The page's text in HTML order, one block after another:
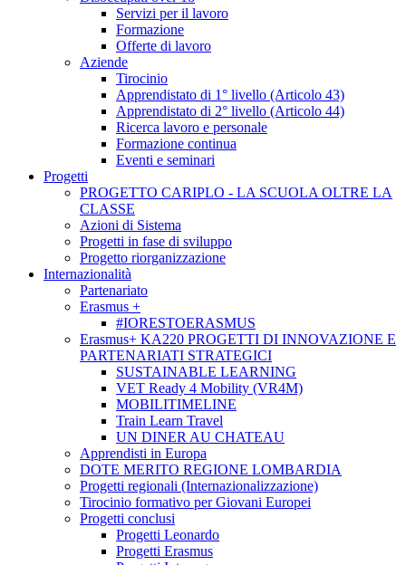
Servizi per il lavoro
Formazione
Offerte di lavoro
Aziende
Tirocinio
Apprendistato di 1° livello (Articolo 43)
Apprendistato di 2° livello (Articolo 44)
Ricerca lavoro e personale
Formazione continua
Eventi e seminari
Progetti
PROGETTO CARIPLO - LA SCUOLA OLTRE LA
CLASSE
Azioni di Sistema
Progetti in fase di sviluppo
Progetto riorganizzazione
Internazionalità
Partenariato
Erasmus +
#IORESTOERASMUS
Erasmus+ KA220 PROGETTI DI INNOVAZIONE E
PARTENARIATI STRATEGICI
SUSTAINABLE LEARNING
VET Ready 4 Mobility (VR4M)
MOBILITIMELINE
Train Learn Travel
UN DINER AU CHATEAU
Apprendisti in Europa
DOTE MERITO REGIONE LOMBARDIA
Progetti regionali (Internazionalizzazione)
Tirocinio formativo per Giovani Europei
Progetti conclusi
Progetti Leonardo
Progetti Erasmus